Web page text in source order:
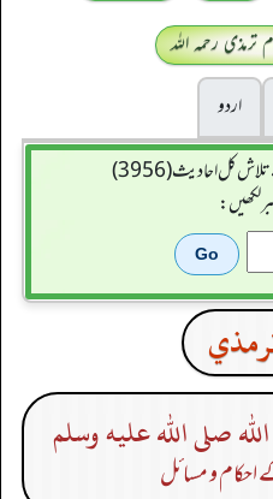
رحمہ اللہ
اردو
کل احادیث (3956)
لکھیں:
صلى الله عليه وسلم
و مسائل